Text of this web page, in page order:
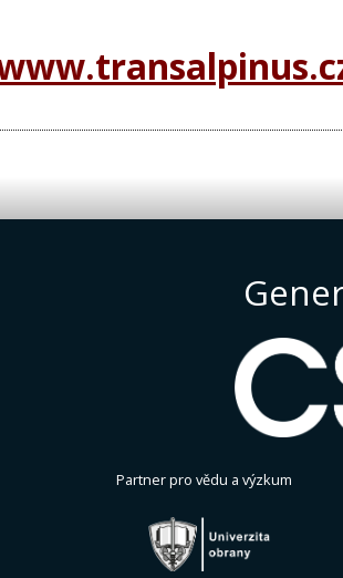
Partner pro vědu a výzkum